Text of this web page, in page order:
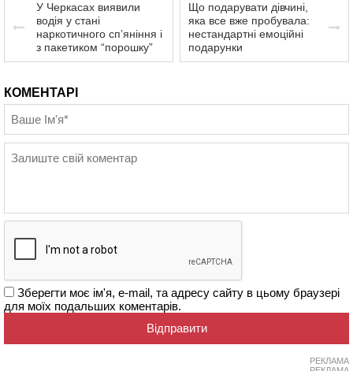
У Черкасах виявили
водія у стані
наркотичного сп’яніння і
з пакетиком “порошку”
Що подарувати дівчині,
яка все вже пробувала:
нестандартні емоційні
подарунки
КОМЕНТАРІ
Зберегти моє ім'я, e-mail, та адресу сайту в цьому браузері
для моїх подальших коментарів.
РЕКЛАМА